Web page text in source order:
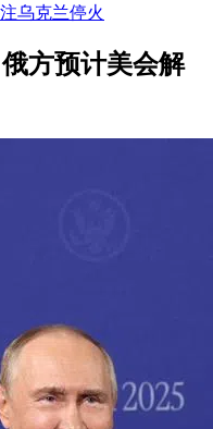
乌克兰停火
方预计美会解